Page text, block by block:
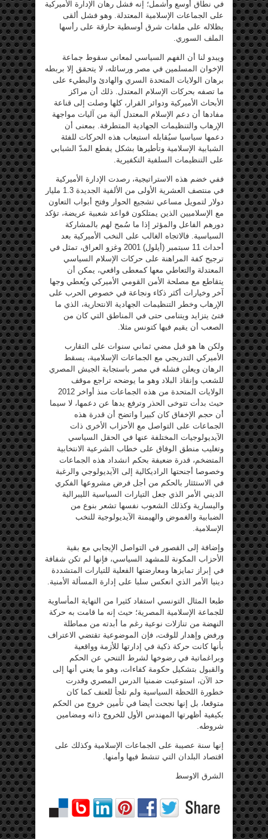
في نطاق أوسع وأشمل؛ إنه فشل رهان الإدارة الأميركية
على الجماعات الإسلامية المعتدلة. وهو فشل ألقى
بظلاله على ملفات شرق أوسطية حارقة على رأسها
الملف السوري.
ويبدو لنا أن الفهم السياسي لمعاني سقوط جماعة
الإخوان المسلمين في مصر ورسائله، لا يتحقق إلا بربطه
برهان الولايات المتحدة السري والهادئ والبطيء على
ما تصفه بحركات الإسلام المعتدل. ذلك أن مراكز
الأبحاث الأميركية ودوائر القرار، كلها وصلت إلى قناعة
مفادها أن دعم الإسلام المعتدل آلية من آليات مواجهة
الإرهاب والتنظيمات الجهادية المتطرفة. بمعنى أن
دعمها سياسيا سيُقابله استيعاب هذه الحركات للفئة
الشبابية الإسلامية وتأطيرها بشكل يقطع المدّ الشبابي
على التنظيمات السلفية التكفيرية.
ففي خضم هذه الاستراتيجية، رصدت الإدارة الأميركية
في منتصف العشرية الأولى من الألفية الجديدة 1.3 مليار
دولار لتمويل مساعي تشجيع الحوار وفتح أبواب التعاون
مع الإسلاميين الذين يمتلكون قواعد شعبية عريضة، تؤكد
دورهم الفاعل والمؤثر إذا ما سُمح لهم بالمشاركة
السياسية. فالاتجاه الغالب على النخب الأميركية بعد
أحداث 11 سبتمبر (أيلول) 2001 وغزو العراق، تمثل في
ترجيح كفة المراهنة على حركات الإسلام السياسي
المعتدلة والتعاطي معها كمعطى واقعي، يمكن أن
يتقاطع مع مصلحة الأمن القومي الأميركي ويُعطي وجها
آخر وخيارات أكثر ذكاء ونجاعة في خصوص الحرب على
الإرهاب وخطر التنظيمات الجهادية الانتحارية، الذي ما
فتئ يتزايد ويتنامى حتى في المناطق التي كان من
الصعب أن يقيم فيها كتونس مثلا.
ولكن ها هو قبل مضي ثماني سنوات على التقارب
الأميركي التدريجي مع الجماعات الإسلامية، يسقط
الرهان ويعلن فشله في مصر باستجابة الجيش المصري
للشعب وإنقاذ البلاد وهو ما يوضحه تراجع موقف
الولايات المتحدة من هذه الجماعات منذ أواخر 2012
حيث بدأت تتوخى الحذر وترفع يدها عن دعمها، لا سيما
أن حجم الإخفاق كان كبيرا واتضح أن قدرة هذه
الجماعات على التواصل مع الأحزاب الأخرى ذات
الآيديولوجيات المختلفة عنها في الحقل السياسي
وتغليب منطق الوفاق على خطاب الشرعية الانتخابية
المتضخم، قدرة ضعيفة بحكم انشداد هذه الجماعات
وخصوصا أجنحتها الراديكالية إلى الآيديولوجي والرغبة
في الاستئثار بالحكم من أجل فرض مشروعها الفكري
الديني الأمر الذي جعل التيارات السياسية الليبرالية
واليسارية وكذلك الشعوب نفسها تشعر بنوع من
الضبابية والغموض والهيمنة الآيديولوجية للنخب
الإسلامية.
وإضافة إلى القصور في التواصل الإيجابي مع بقية
الأحزاب المكونة للمشهد السياسي، فإنها لم تكن شفافة
في إبراز تمايزها ومعارضتها الفعلية للتيارات المتشددة
دينيا الأمر الذي انعكس سلبا على إدارة المسألة الأمنية.
طبعا المثال التونسي استفاد كثيرا من النهاية المأساوية
للجماعة الإسلامية المصرية؛ حيث إنه ما قامت به حركة
النهضة من تنازلات نوعية رغم ما أبدته من مماطلة
ورفض وإهدار للوقت، فإن الموضوعية تقتضي الاعتراف
بأنها كانت حركة ذكية في إدارتها للأزمة وواقعية
وبراغماتية في رضوخها لشرط التنحي عن الحكم
والقبول بتشكيل حكومة كفاءات، وهو ما يعني أنها إلى
حد الآن، استوعبت ضمنيا الدرس المصري وقدرت
خطورة اللحظة السياسية ولم تلجأ للعنف كما كان
متوقعا، بل إنها نجحت أيضا في تأمين خروج من الحكم
بكيفية أظهرتها المهندس الأول للخروج ذاته ومضامين
شروطه.
إنها سنة عصيبة على الجماعات الإسلامية وكذلك على
اقتصاد البلدان التي تنشط فيها وأمنها.
الشرق الاوسط